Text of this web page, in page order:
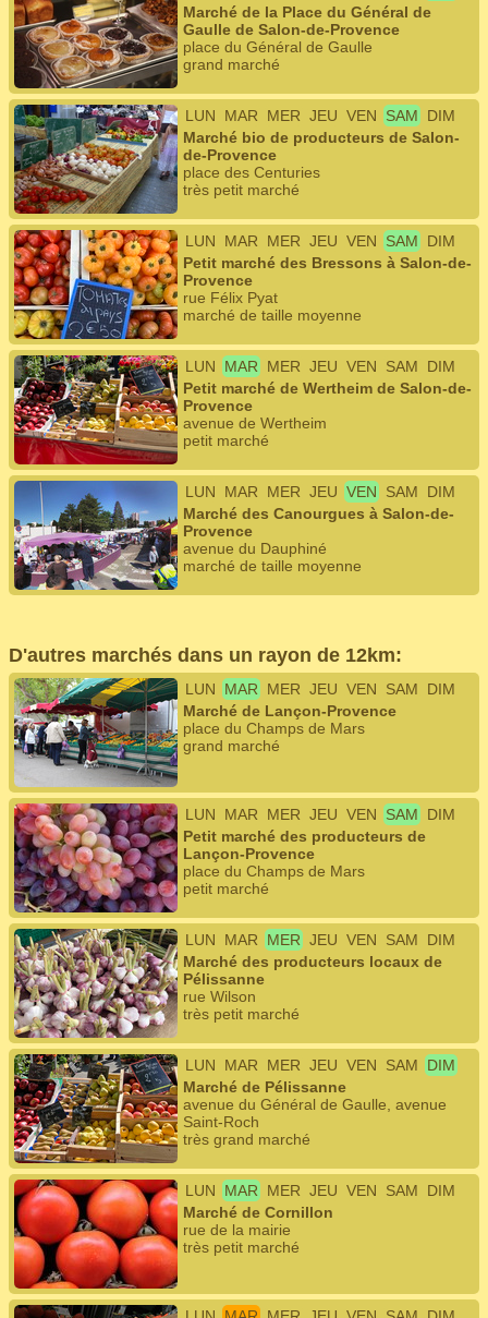
Marché de la Place du Général de
Gaulle de Salon-de-Provence
place du Général de Gaulle
grand marché
LUN MAR MER JEU VEN SAM
DIM
Marché bio de producteurs de Salon-
de-Provence
place des Centuries
très petit marché
LUN MAR MER JEU VEN SAM
DIM
Petit marché des Bressons à Salon-de-
Provence
rue Félix Pyat
marché de taille moyenne
LUN MAR MER JEU VEN SAM
DIM
Petit marché de Wertheim de Salon-de-
Provence
avenue de Wertheim
petit marché
LUN MAR MER JEU VEN SAM
DIM
Marché des Canourgues à Salon-de-
Provence
avenue du Dauphiné
marché de taille moyenne
D'autres marchés dans un rayon de 12km:
LUN MAR MER JEU VEN SAM
DIM
Marché de Lançon-Provence
place du Champs de Mars
grand marché
LUN MAR MER JEU VEN SAM
DIM
Petit marché des producteurs de
Lançon-Provence
place du Champs de Mars
petit marché
LUN MAR MER JEU VEN SAM
DIM
Marché des producteurs locaux de
Pélissanne
rue Wilson
très petit marché
LUN MAR MER JEU VEN SAM
DIM
Marché de Pélissanne
avenue du Général de Gaulle, avenue
Saint-Roch
très grand marché
LUN MAR MER JEU VEN SAM
DIM
Marché de Cornillon
rue de la mairie
très petit marché